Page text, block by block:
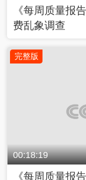
《每周质量报
费乱象调查
完整版
00:18:19
《每周质量报